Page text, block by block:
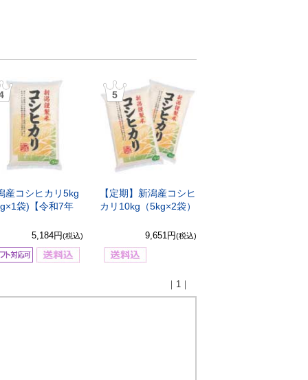
産コシヒカリ5kg
袋)【令和7年
5,184円(税込)
5
【定期】新潟産コシヒ
カリ10kg（5kg×2袋）
9,651円(税込)
｜1｜